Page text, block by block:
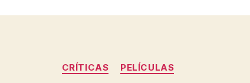
Categorías
CRÍTICAS PELÍCULAS